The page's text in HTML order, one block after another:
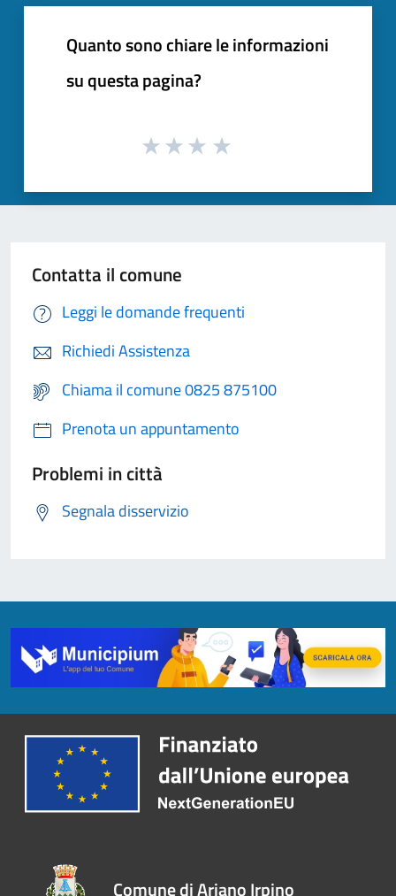
Quanto sono chiare le informazioni
su questa pagina?
Contatta il comune
Leggi le domande frequenti
Richiedi Assistenza
Chiama il comune 0825 875100
Prenota un appuntamento
Problemi in città
Segnala disservizio
Comune di Ariano Irpino